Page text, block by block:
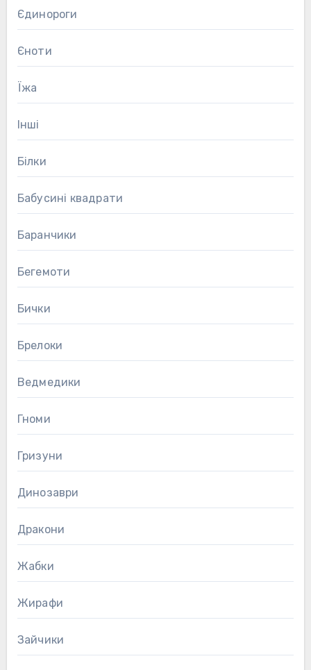
Єдинороги
Єноти
Їжа
Інші
Білки
Бабусині квадрати
Баранчики
Бегемоти
Бички
Брелоки
Ведмедики
Гноми
Гризуни
Динозаври
Дракони
Жабки
Жирафи
Зайчики